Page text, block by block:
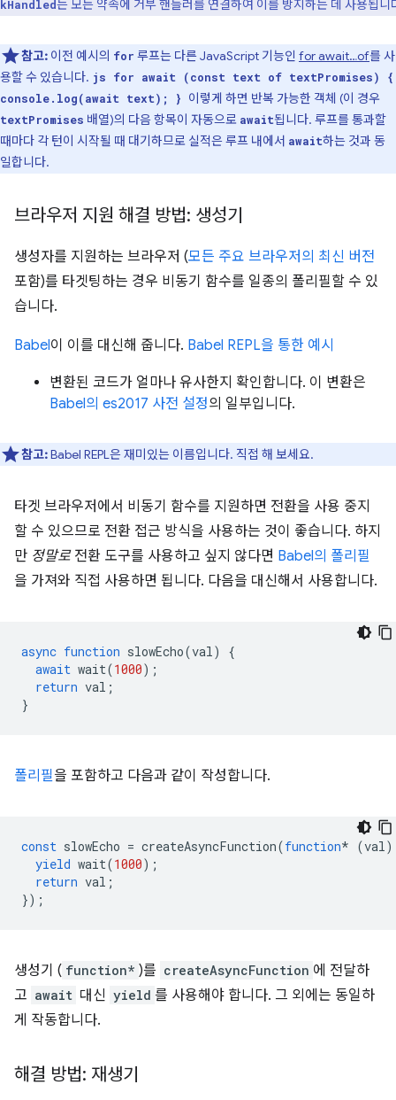
는 모든 약속에 거부 핸들러를 연결하여 이를 방지하는 데 사용됩니
참고: 이전 예시의 for 루프는 다른 JavaScript 기능인 for await…of를 사
용할 수 있습니다. js for await (const text of textPromises) {
console.log(await text); } 이렇게 하면 반복 가능한 객체 (이 경우
textPromises 배열)의 다음 항목이 자동으로 await됩니다. 루프를 통과할
때마다 각 턴이 시작될 때 대기하므로 실적은 루프 내에서 await하는 것과 동
일합니다.
브라우저 지원 해결 방법: 생성기
생성자를 지원하는 브라우저 (모든 주요 브라우저의 최신 버전
포함)를 타겟팅하는 경우 비동기 함수를 일종의 폴리필할 수 있
습니다.
Babel이 이를 대신해 줍니다. Babel REPL을 통한 예시
변환된 코드가 얼마나 유사한지 확인합니다. 이 변환은
Babel의 es2017 사전 설정의 일부입니다.
참고:Babel REPL은 재미있는 이름입니다. 직접 해 보세요.
타겟 브라우저에서 비동기 함수를 지원하면 전환을 사용 중지
할 수 있으므로 전환 접근 방식을 사용하는 것이 좋습니다. 하지
만 정말로전환 도구를 사용하고 싶지 않다면 Babel의 폴리필
을 가져와 직접 사용하면 됩니다. 다음을 대신해서 사용합니다.
async function slowEcho(val)
{
await wait(1000);
return val ;
}
폴리필을 포함하고 다음과 같이 작성합니다.
const slowEcho = createAsyncFunction(function* (val)
yield wait(1000);
return val ;
});
생성기 ( function* )를 createAsyncFunction 에 전달하
고 await 대신 yield 를 사용해야 합니다. 그 외에는 동일하
게 작동합니다.
해결 방법: 재생기